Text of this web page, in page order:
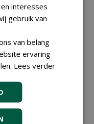
bij
40 uur
(m/v)
interesses
gebruik van
van belang
ervaring
Lees verder